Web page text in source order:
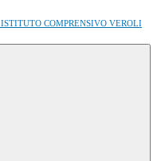
ISTITUTO COMPRENSIVO VEROLI